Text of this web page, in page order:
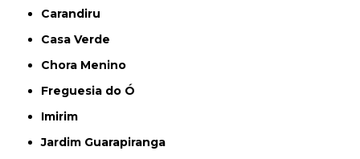
Carandiru
Casa Verde
Chora Menino
Freguesia do Ó
Imirim
Jardim Guarapiranga